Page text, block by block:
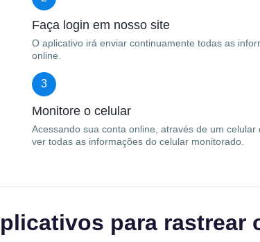
Faça login em nosso site
O aplicativo irá enviar continuamente todas as
online.
3
Monitore o celular
Acessando sua conta online, através de um
ver todas as informações do celular monitorado.
para rastrear